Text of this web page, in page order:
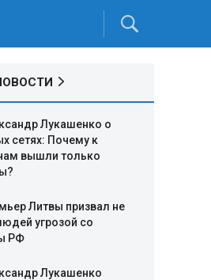
Лукашенко о
сетях: Почему к
вышли только
Литвы призвал не
угрозой со
РФ
Лукашенко